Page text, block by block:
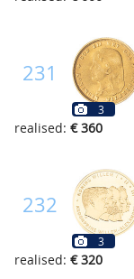
231
3
realised: € 360
232
3
realised: € 320